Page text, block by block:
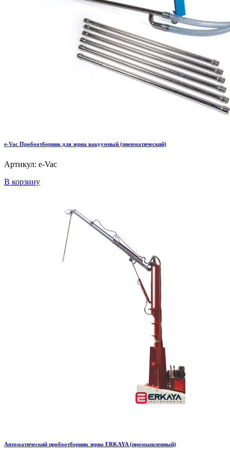
e-Vac Пробоотборник для зерна вакуумный (пневматический)
Артикул: e-Vac
В корзину
Автоматический пробоотборник зерна ERKAYA (промышленный)